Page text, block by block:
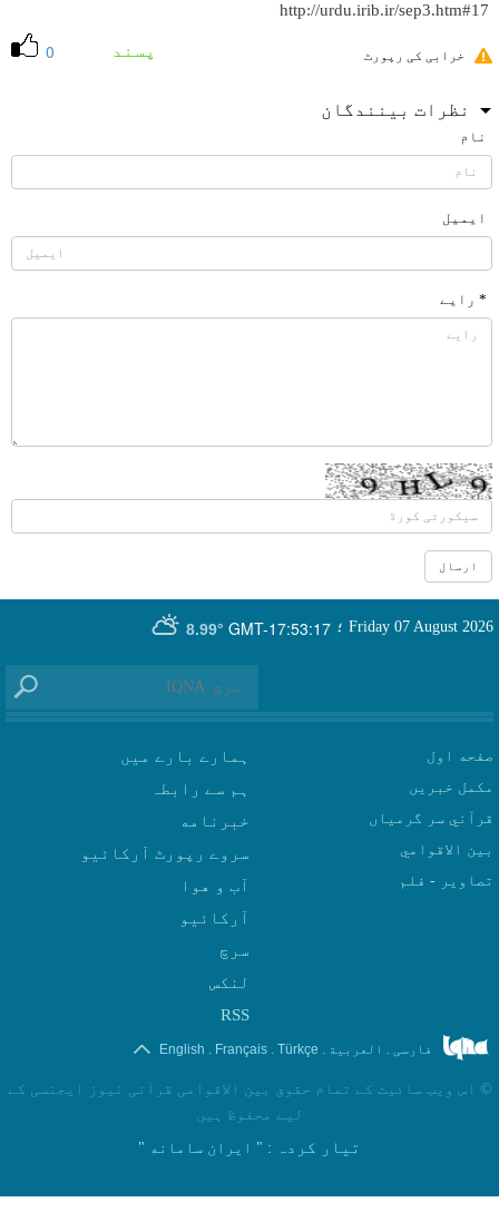
http://urdu.irib.ir/sep3.htm#17
0 پسند خرابی کی رپورٹ
نظرات بینندگان
نام
ایمیل
* رایے
GMT-17:53:17
8.99° Friday 07 August 2026 ؛
صفحه اول
مکمل خبریں
قرآني سر گرمياں
بين الاقوامي
تصاوير - فلم
ہمارے بارے میں
ہم سے رابطہ
سروے رپورٹ آرکائیو
آب و هوا
سرچ
لنکس
RSS
فارسی . العربیة .
Türkçe
.
Français
.
English
© اس ویب سائیٹ کے تمام حقوق بین الاقوامی قرآنی نیوز ایجنسی کے
لیے محفوظ ہیں
تیار کردہ : " ایران سامانه "